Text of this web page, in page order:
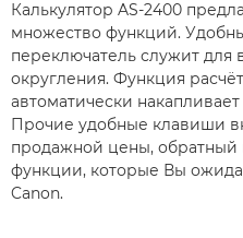
Калькулятор AS-2400
множество функций.
переключатель служит для
округления. Функция
автоматически
Прочие удобные клавиши
продажной цены, обратный
функции, которые Вы
Canon.